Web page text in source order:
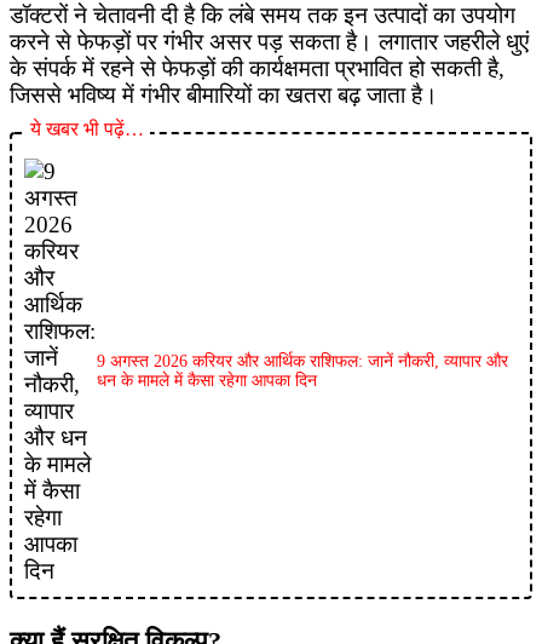
डॉक्टरों ने चेतावनी दी है कि लंबे समय तक इन उत्पादों का उपयोग
करने से फेफड़ों पर गंभीर असर पड़ सकता है। लगातार जहरीले धुएं
के संपर्क में रहने से फेफड़ों की कार्यक्षमता प्रभावित हो सकती है,
जिससे भविष्य में गंभीर बीमारियों का खतरा बढ़ जाता है।
ये खबर भी पढ़ें…
9 अगस्त 2026 करियर और आर्थिक राशिफल: जानें नौकरी, व्यापार और
धन के मामले में कैसा रहेगा आपका दिन